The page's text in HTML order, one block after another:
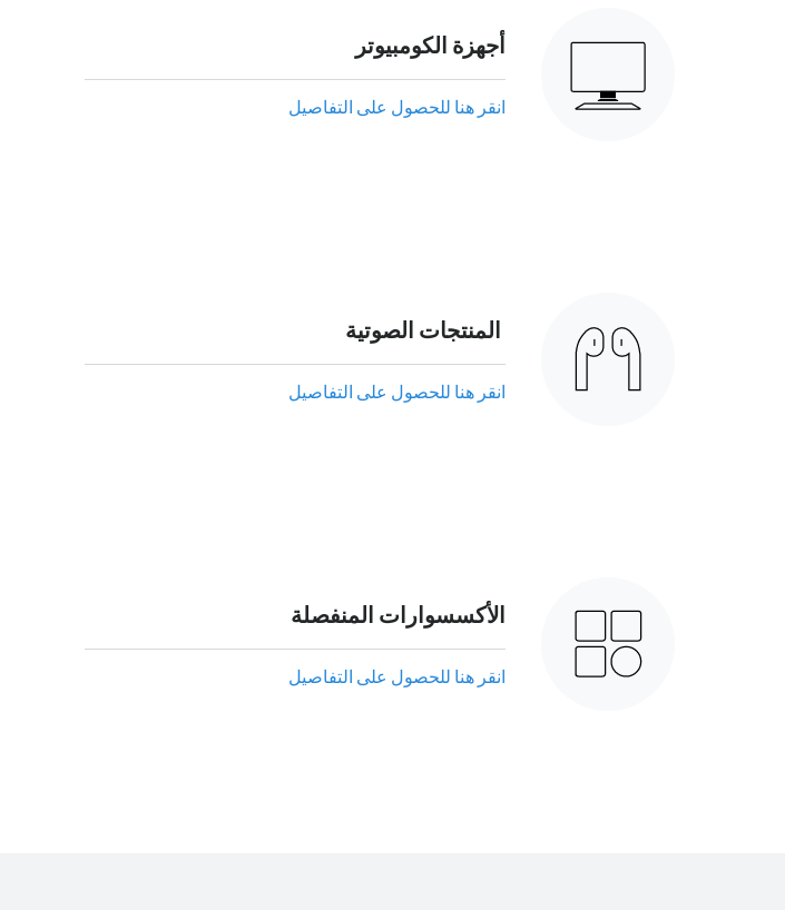
أجهزة الكومبيوتر
انقر هنا للحصول على التفاصيل
المنتجات الصوتية
انقر هنا للحصول على التفاصيل
الأكسسوارات المنفصلة
انقر هنا للحصول على التفاصيل